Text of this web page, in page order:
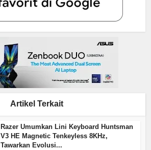
Artikel Terkait
Razer Umumkan Lini Keyboard Huntsman
V3 HE Magnetic Tenkeyless 8KHz,
Tawarkan Evolusi...